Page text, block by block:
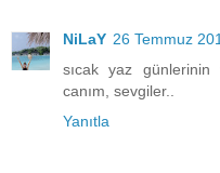
NiLaY 26 Temmuz
sıcak yaz
canım, sevgiler..
Yanıtla